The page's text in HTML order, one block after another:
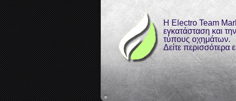
H Electro Team
εγκατάσταση και
τύπους οχημάτων.
Δείτε περισσότερα